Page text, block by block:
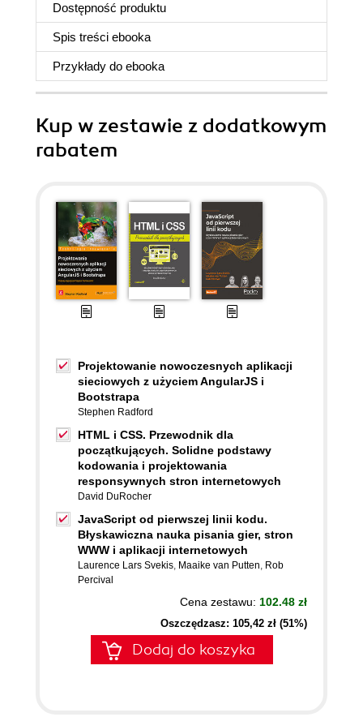
Dostępność produktu
Spis treści ebooka
Przykłady do ebooka
Kup w zestawie z dodatkowym
rabatem
Projektowanie nowoczesnych aplikacji
sieciowych z użyciem AngularJS i
Bootstrapa
Stephen Radford
HTML i CSS. Przewodnik dla
początkujących. Solidne podstawy
kodowania i projektowania
responsywnych stron internetowych
David DuRocher
JavaScript od pierwszej linii kodu.
Błyskawiczna nauka pisania gier, stron
WWW i aplikacji internetowych
Laurence Lars Svekis, Maaike van Putten, Rob
Percival
Cena zestawu: 102.48 zł
Oszczędzasz: 105,42 zł (51%)
Dodaj do koszyka